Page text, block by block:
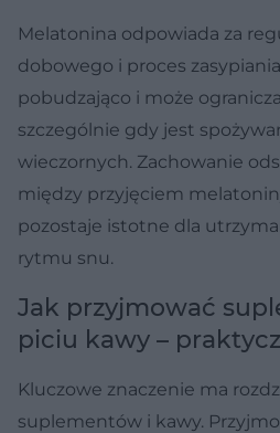
Melatonina odpowiada za
dobowego i proces
pobudzająco i może
szczególnie gdy jest
wieczornych. Zachowanie
między przyjęciem
pozostaje istotne dla
rytmu snu.
Jak przyjmować
piciu kawy –
Kluczowe znaczenie ma
suplementów i kawy.